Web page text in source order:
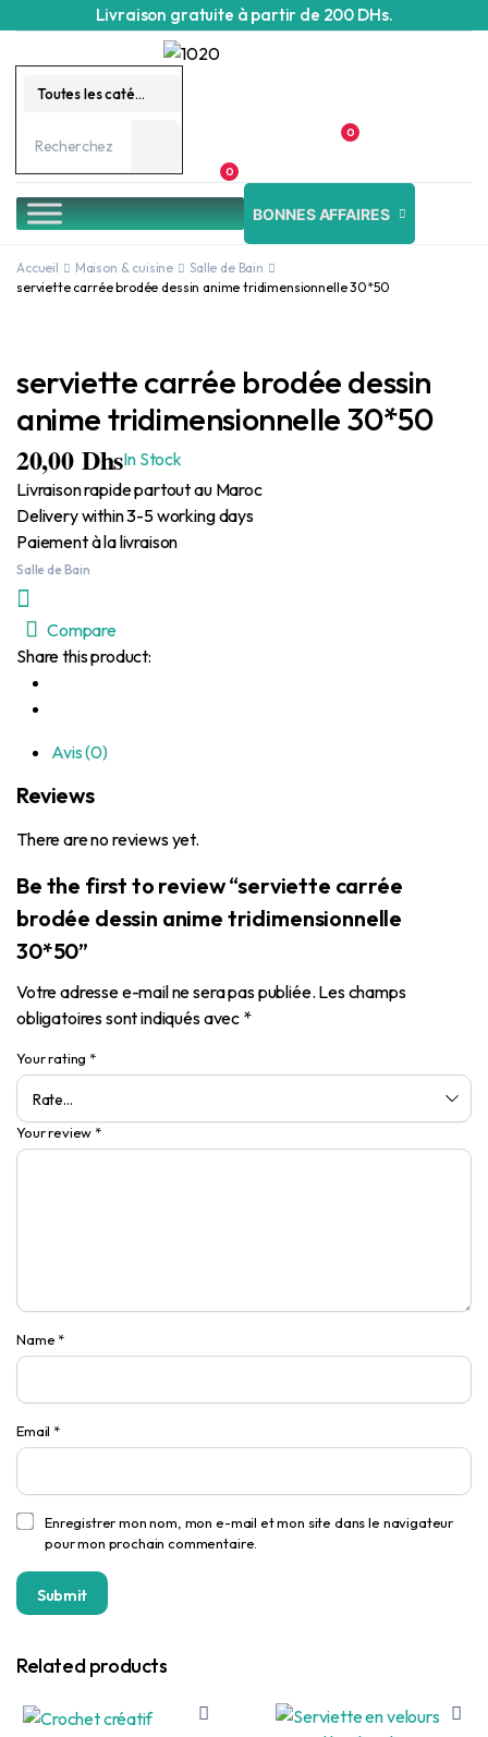
Livraison gratuite à partir de 200 DHs.
Toutes les catégories
0
0
BONNES AFFAIRES
Accueil Maison & cuisine
Salle de Bain
serviette carrée brodée dessin anime tridimensionnelle 30*50
serviette carrée brodée dessin
anime tridimensionnelle 30*50
20,00DhsIn Stock
Livraison rapide partout au Maroc
Delivery within 3-5 working days
Paiement à la livraison
Salle de Bain
Compare
Share this product:
Avis (0)
Reviews
There are no reviews yet.
Be the first to review “serviette carrée
brodée dessin anime tridimensionnelle
30*50”
Votre adresse e-mail ne sera pas publiée. Les champs
obligatoires sont indiqués avec *
Your rating *
Your review *
Name *
Email *
Enregistrer mon nom, mon e-mail et mon site dans le navigateur
pour mon prochain commentaire.
Related products